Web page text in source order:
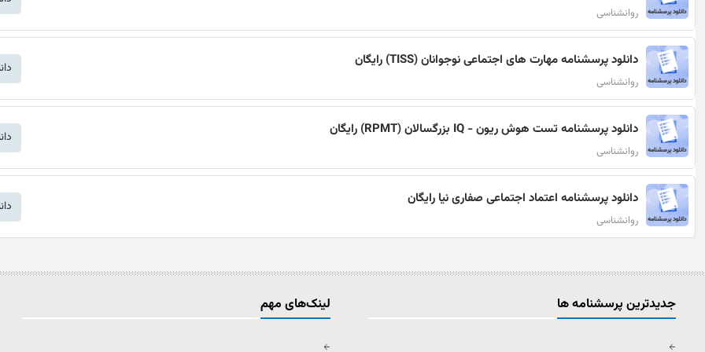
روانشناسی
دانلود پرسشنامه مهارت های اجتماعی نوجوانان (TISS) رایگان
روانشناسی
دانلود پرسشنامه تست هوش ریون - IQ بزرگسالان (RPMT) رایگان
روانشناسی
دانلود پرسشنامه اعتماد اجتماعی صفاری نیا رایگان
روانشناسی
جدیدترین پرسشنامه ها لینک‌های مهم